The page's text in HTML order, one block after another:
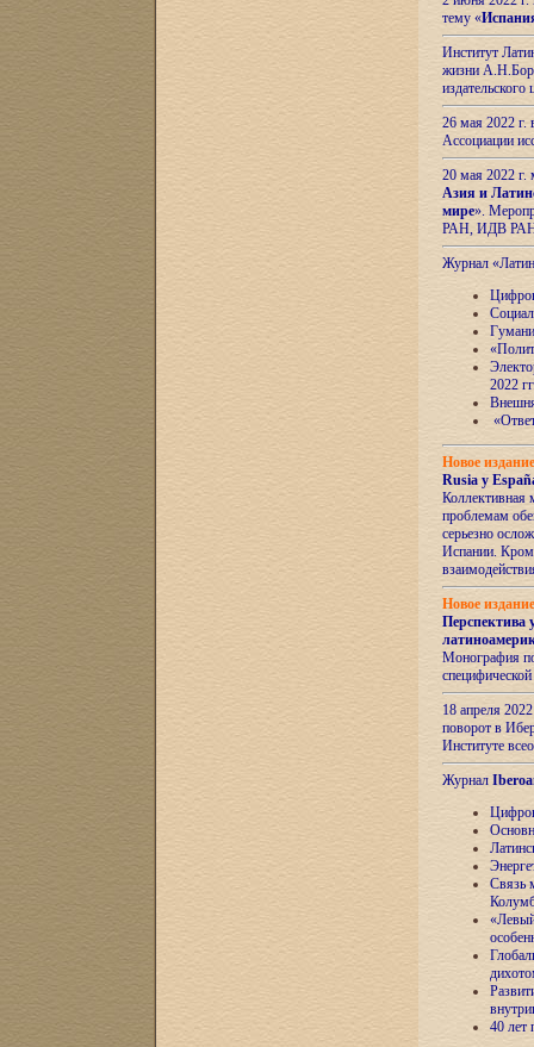
тему «
Институт
жизни
26 мая 2022
Ассоциации
20 мая 2022
Азия и
мире».
РАН, ИДВ
Журнал
2022
Новое
Rusia y
Коллективная
проблемам
серьезно
Испании.
Новое
Перспектива
Монография
18 апреля
поворот в
Институте
Журнал
Связь
40 лет